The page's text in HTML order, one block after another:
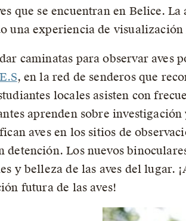
que se encuentran en Belice.
una experiencia de
caminatas para observar aves
, en la red de senderos que
locales asisten con
aprenden sobre
aves en los sitios de
detención. Los nuevos
y belleza de las aves del lugar.
futura de las aves!